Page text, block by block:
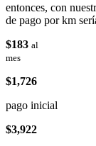
entonces, con
de pago por km
$183 al
mes
$1,726
pago inicial
$3,922